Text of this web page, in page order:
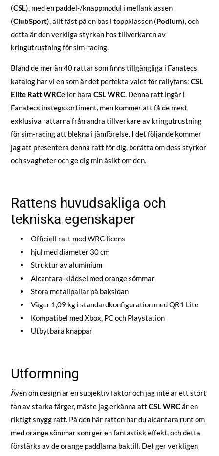
(CSL), med en paddel-/knappmodul i mellanklassen
(ClubSport), allt fäst på en bas i toppklassen (Podium), och
detta är den verkliga styrkan hos tillverkaren av
kringutrustning för sim-racing.
Bland de mer än 40 rattar som finns tillgängliga i Fanatecs
katalog har vi en som är det perfekta valet för rallyfans: CSL
Elite Ratt WRCeller bara CSL WRC. Denna ratt ingår i
Fanatecs instegssortiment, men kommer att få de mest
exklusiva rattarna från andra tillverkare av kringutrustning
för sim-racing att blekna i jämförelse. I det följande kommer
jag att presentera denna ratt för dig, berätta om dess styrkor
och svagheter och ge dig min åsikt om den.
Rattens huvudsakliga och
tekniska egenskaper
Officiell ratt med WRC-licens
hjul med diameter 30 cm
Struktur av aluminium
Alcantara-klädsel med orange sömmar
Stora metallpallar på baksidan
Väger 1,09 kg i standardkonfiguration med QR1 Lite
Kompatibel med Xbox, PC och Playstation
Utbytbara knappar
Utformning
Även om design är en subjektiv faktor och jag inte är ett stort
fan av starka färger, måste jag erkänna att CSL WRCär en
riktigt snygg ratt. På den här ratten har du alcantara runt om
med orange sömmar som ger en fantastisk effekt, och detta
förstärks av de orange paddlarna baktill. Det ger verkligen